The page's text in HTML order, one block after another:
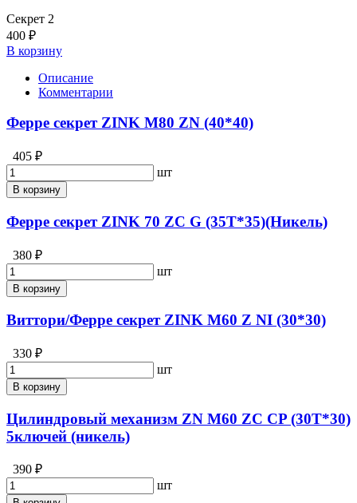
Секрет 2
400 ₽
В корзину
Описание
Комментарии
Ферре секрет ZINK M80 ZN (40*40)
405 ₽
шт
В корзину
Ферре секрет ZINK 70 ZC G (35T*35)(Никель)
380 ₽
шт
В корзину
Виттори/Ферре секрет ZINK M60 Z NI (30*30)
330 ₽
шт
В корзину
Цилиндровый механизм ZN M60 ZC CP (30T*30)
5ключей (никель)
390 ₽
шт